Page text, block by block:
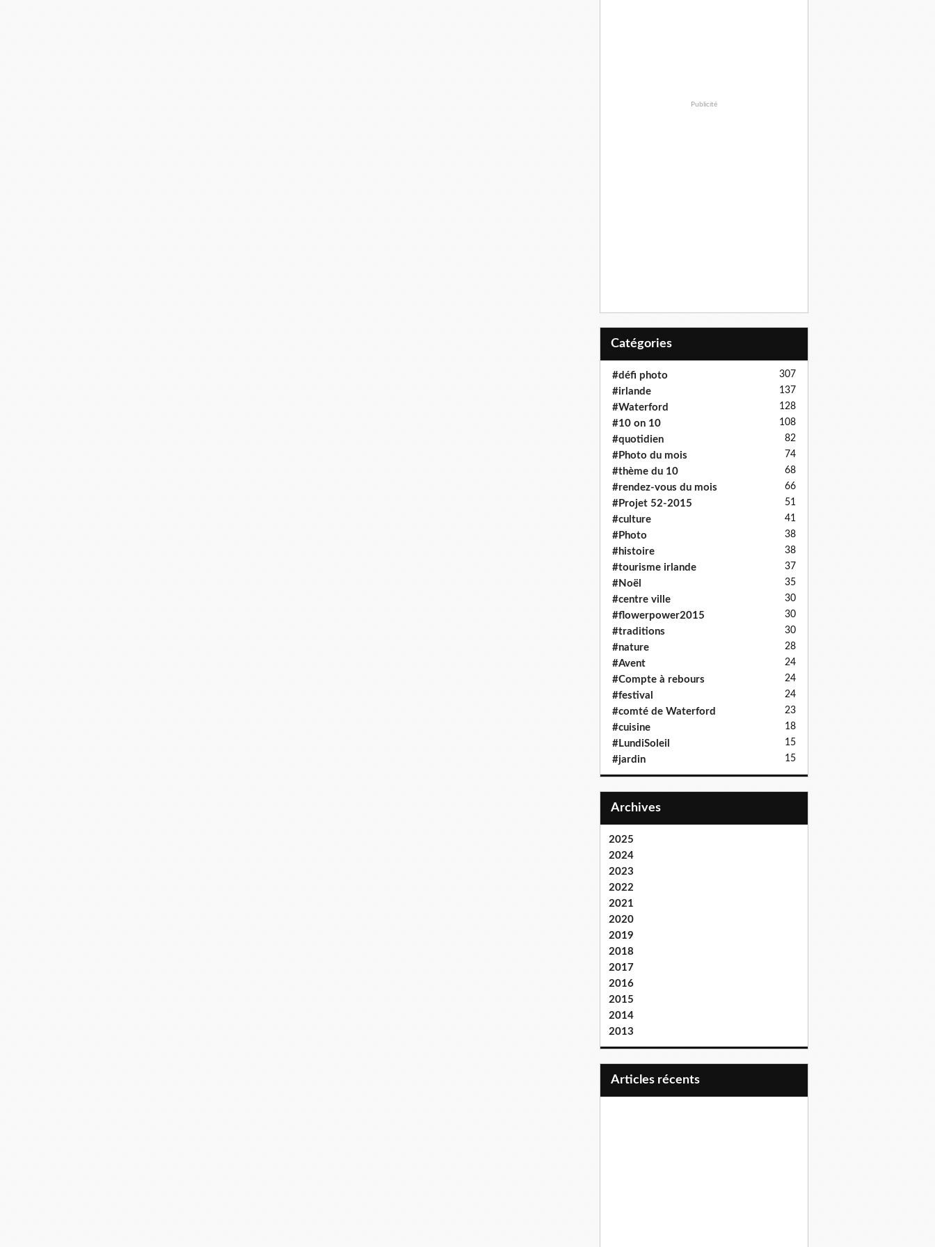
Publicité
Catégories
#défi photo 307
#irlande 137
#Waterford 128
#10 on 10 108
#quotidien 82
#Photo du mois 74
#thème du 10 68
#rendez-vous du mois 66
#Projet 52-2015 51
#culture 41
#Photo 38
#histoire 38
#tourisme irlande 37
#Noël 35
#centre ville 30
#flowerpower2015 30
#traditions 30
#nature 28
#Avent 24
#Compte à rebours 24
#festival 24
#comté de Waterford 23
#cuisine 18
#LundiSoleil 15
#jardin 15
Archives
2025
2024
2023
2022
2021
2020
2019
2018
2017
2016
2015
2014
2013
articles récents